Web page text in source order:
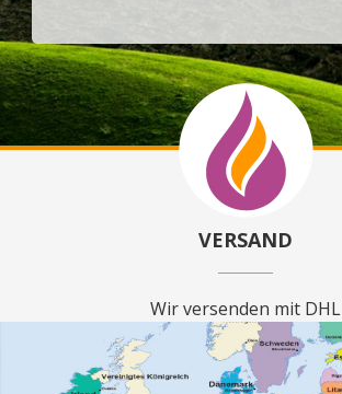
VERSAND
Wir versenden mit DHL